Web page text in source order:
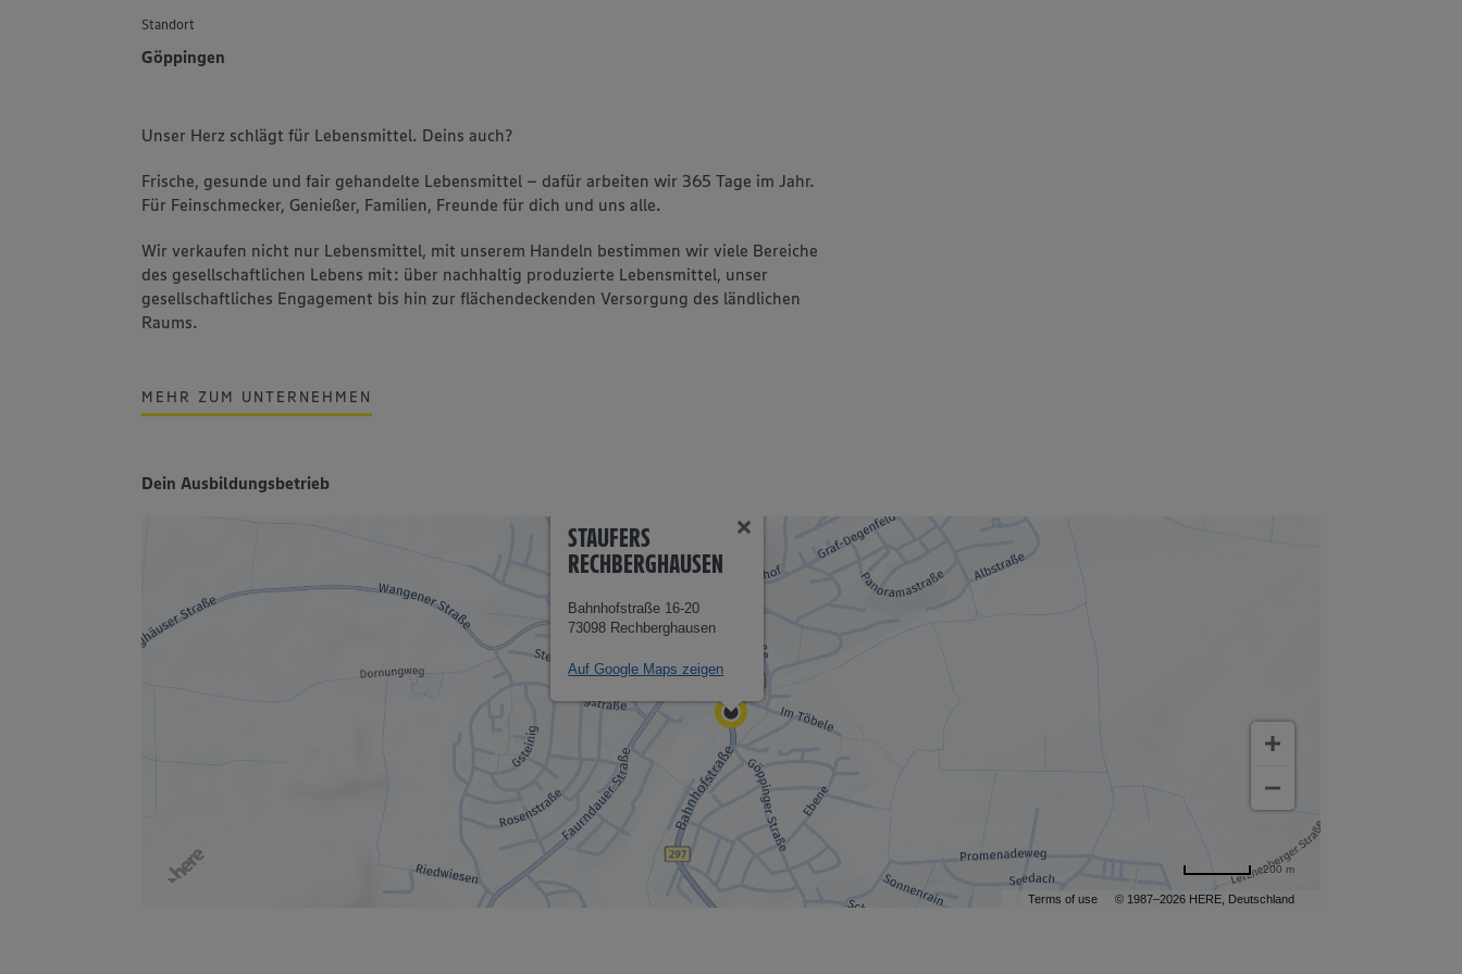
Standort
Göppingen
Unser Herz schlägt für Lebensmittel. Deins auch?
Frische, gesunde und fair gehandelte Lebensmittel – dafür arbeiten wir 365 Tage im Jahr.
Für Feinschmecker, Genießer, Familien, Freunde für dich und uns alle.
Wir verkaufen nicht nur Lebensmittel, mit unserem Handeln bestimmen wir viele Bereiche
des gesellschaftlichen Lebens mit: über nachhaltig produzierte Lebensmittel, unser
gesellschaftliches Engagement bis hin zur flächendeckenden Versorgung des ländlichen
Raums.
MEHR ZUM UNTERNEHMEN
Dein Ausbildungsbetrieb
Terms of use © 1987–2026 HERE, Deutschland
STAUFERS
RECHBERGHAUSEN
Bahnhofstraße 16-20
73098 Rechberghausen
Auf Google Maps zeigen
200 m